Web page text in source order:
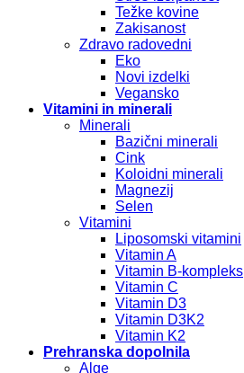
Težke kovine
Zakisanost
Zdravo radovedni
Eko
Novi izdelki
Vegansko
Vitamini in minerali
Minerali
Bazični minerali
Cink
Koloidni minerali
Magnezij
Selen
Vitamini
Liposomski vitamini
Vitamin A
Vitamin B-kompleks
Vitamin C
Vitamin D3
Vitamin D3K2
Vitamin K2
Prehranska dopolnila
Alge